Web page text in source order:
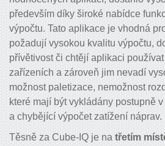
především díky široké nabídce
výpočtu. Tato aplikace je vhodná
požadují vysokou kvalitu výpočtu,
přívětivost či chtějí aplikaci
zařízeních a zároveň jim nevadí
možnost paletizace, nemožnost
které mají být vykládány postupně
a chybějící výpočet zatížení náprav.
Těsně za Cube-IQ je na třetím